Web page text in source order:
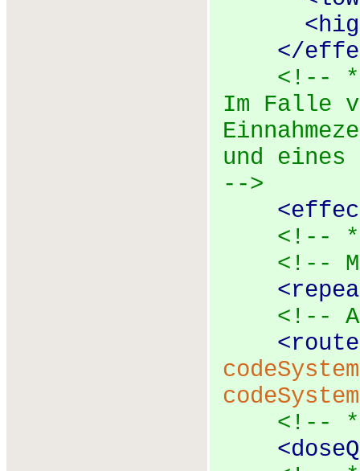
<
</
<!--
Im Falle
und eines
-->
<
<!--
<!--
<
<!--
<
codeSystem
<!--
<